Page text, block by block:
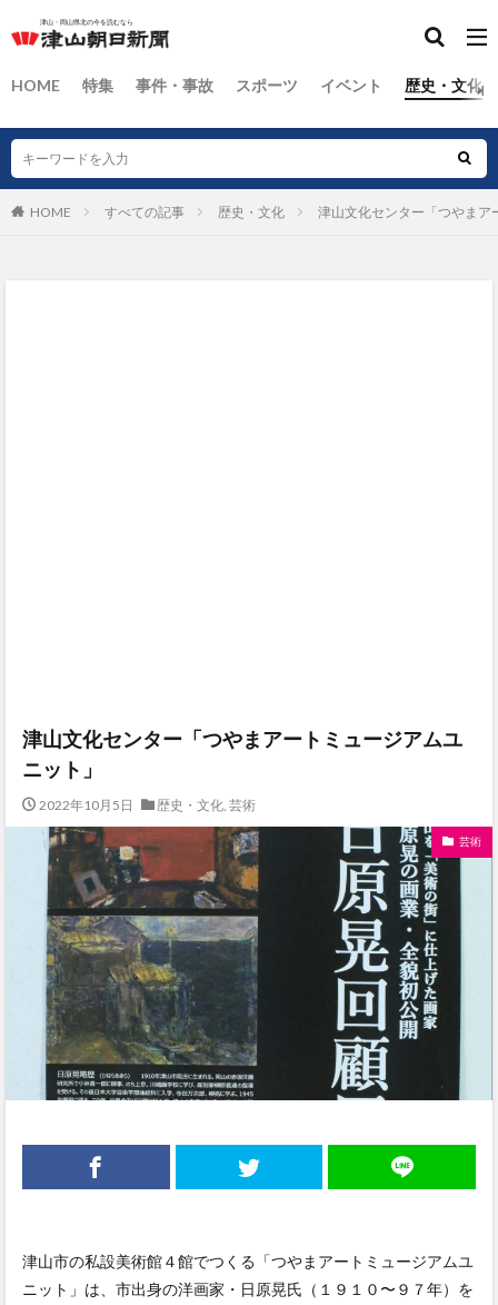
HOME 特集 事件・事故 スポーツ イベント 歴史・文化
HOME すべての記事 歴史・文化 津山文化センター「つやまア
津山文化センター「つやまアートミュージアムユ
ニット」
2022年10月5日 歴史・文化 芸術
芸術
津山市の私設美術館４館でつくる「つやまアートミュージアムユ
ニット」は、市出身の洋画家・日原晃氏（１９１０〜９７年）を